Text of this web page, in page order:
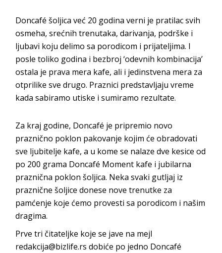
Doncafé šoljica već 20 godina verni je pratilac svih
osmeha, srećnih trenutaka, darivanja, podrške i
ljubavi koju delimo sa porodicom i prijateljima. I
posle toliko godina i bezbroj ‘odevnih kombinacija’
ostala je prava mera kafe, ali i jedinstvena mera za
otprilike sve drugo. Praznici predstavljaju vreme
kada sabiramo utiske i sumiramo rezultate.
Za kraj godine, Doncafé je pripremio novo
praznično poklon pakovanje kojim će obradovati
sve ljubitelje kafe, a u kome se nalaze dve kesice od
po 200 grama Doncafé Moment kafe i jubilarna
praznična poklon šoljica. Neka svaki gutljaj iz
praznične šoljice donese nove trenutke za
pamćenje koje ćemo provesti sa porodicom i našim
dragima.
Prve tri čitateljke koje se jave na mejl
redakcija@bizlife.rs dobiće po jedno Doncafé